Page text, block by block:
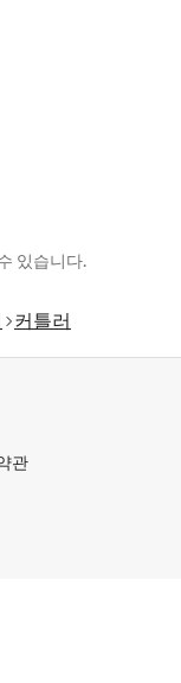
있습니다.
커틀러
관